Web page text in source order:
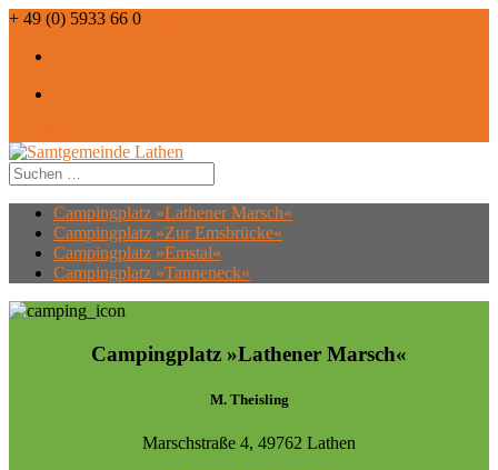
+ 49 (0) 5933 66 0
Campingplatz »Lathener Marsch«
Campingplatz »Zur Emsbrücke«
Campingplatz »Emstal«
Campingplatz »Tanneneck«
Campingplatz »Lathener Marsch«
M. Theisling
Marschstraße 4, 49762 Lathen